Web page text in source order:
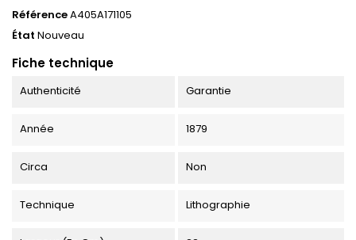
RéférenceA405A171105
État Nouveau
Fiche technique
Authenticité Garantie
Année 1879
Circa Non
Technique Lithographie